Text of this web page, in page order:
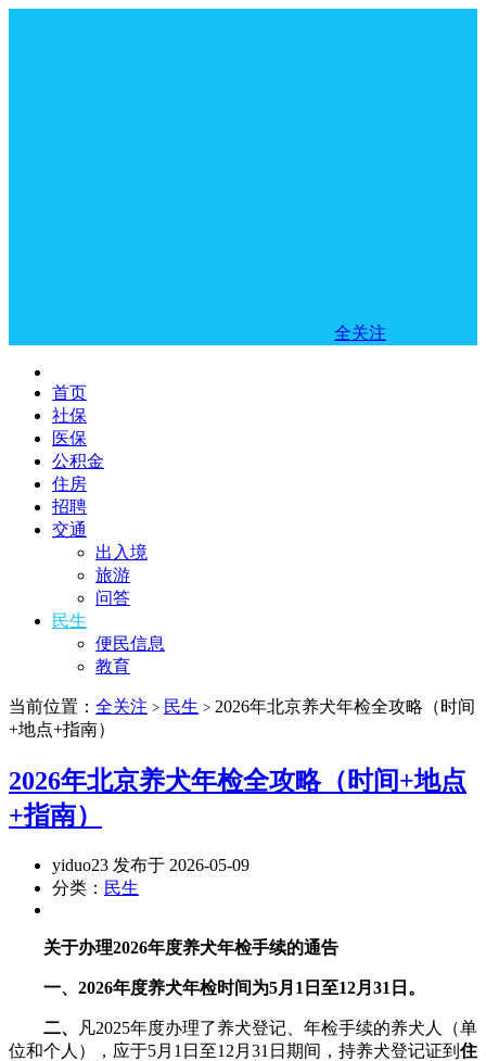
全关注
首页
社保
医保
公积金
住房
招聘
交通
出入境
旅游
问答
民生
便民信息
教育
当前位置： 全关注 > 民生 > 2026年北京养犬年检全攻略（时间
+地点+指南）
2026年北京养犬年检全攻略（时间+地点
+指南）
yiduo23 发布于 2026-05-09
分类： 民生
关于办理2026年度养犬年检手续的通告
一、2026年度养犬年检时间为5月1日至12月31日。
二、
凡2025年度办理了养犬登记、年检手续的养犬人（单
位和个人），应于5月1日至12月31日期间，持养犬登记证到 住